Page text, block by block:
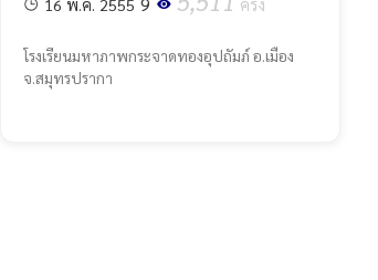
16 พ.ค. 2555 ครั้ง
โรงเรียนมหาภาพกระจาดทองอุปถัมภ์ อ.เมือง
จ.สมุทรปรากา